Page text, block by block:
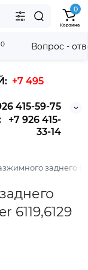
+7 495
415-59-75
926 415-
33-14
0
Корзина
заднего
6119,6129
0 Вопрос -